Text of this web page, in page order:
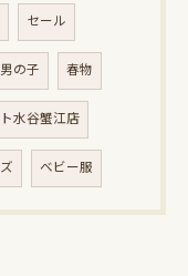
セール
男の子 春物
水谷蟹江店
ベビー服